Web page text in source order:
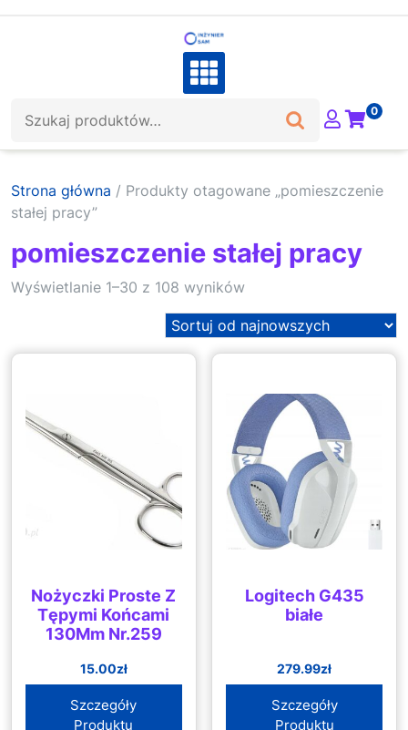
0
Strona główna / Produkty otagowane „pomieszczenie
stałej pracy”
pomieszczenie stałej pracy
Wyświetlanie 1–30 z 108 wynikówSorted
latest
Nożyczki Proste Z
Tępymi Końcami
130Mm Nr.259
15.00zł
Szczegóły
Produktu
Logitech G435
białe
279.99zł
Szczegóły
Produktu